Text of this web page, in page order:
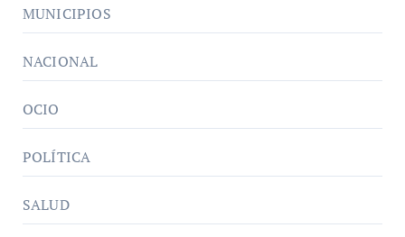
MUNICIPIOS
NACIONAL
OCIO
POLÍTICA
SALUD